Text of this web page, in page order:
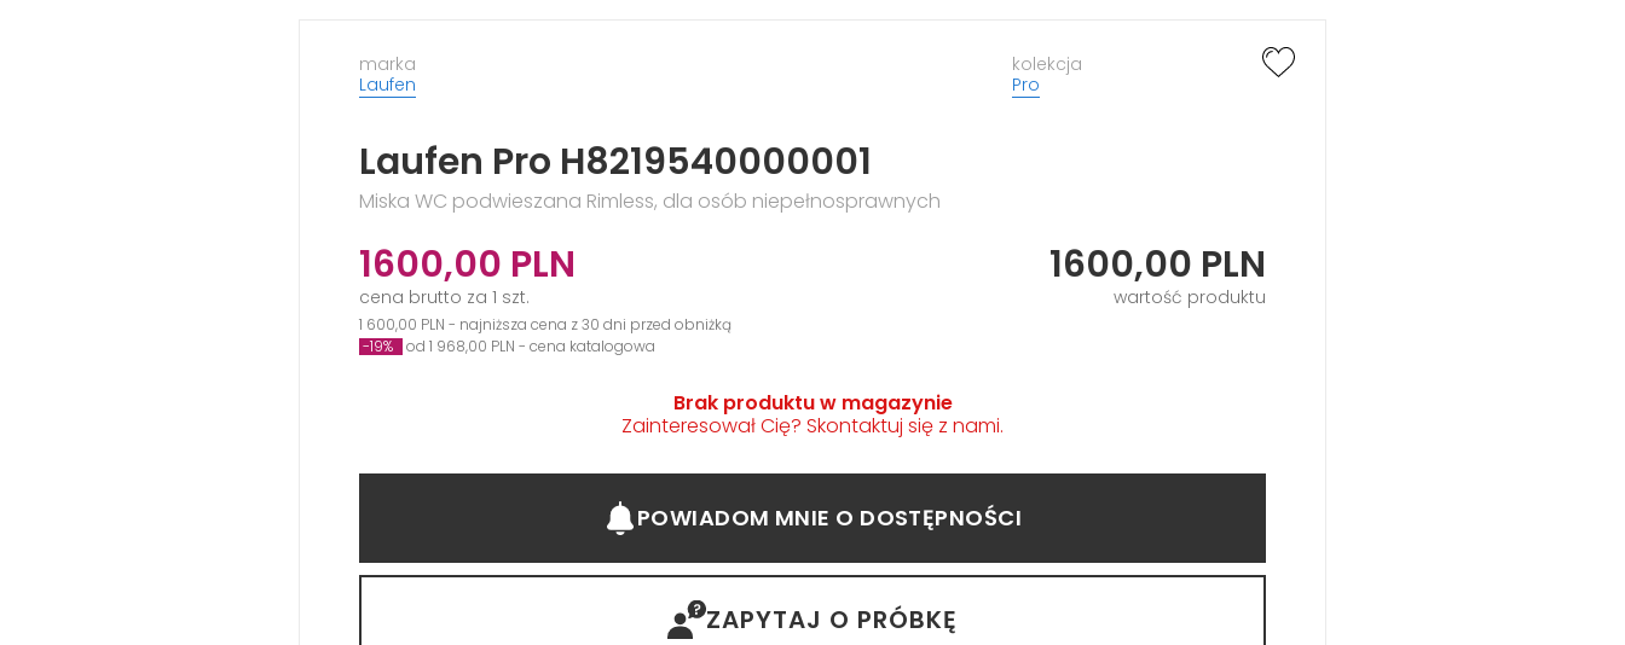
marka
Laufen
kolekcja
Pro
Laufen Pro H8219540000001
Miska WC podwieszana Rimless, dla osób niepełnosprawnych
1600,00 PLN
cena brutto za 1 szt.
1600,00 PLN
wartość produktu
1 600,00 PLN - najniższa cena z 30 dni przed obniżką
-19%
od 1 968,00 PLN - cena katalogowa
Brak produktu w magazynie
Zainteresował Cię? Skontaktuj się z nami.
POWIADOM MNIE O DOSTĘPNOŚCI
ZAPYTAJ O PRÓBKĘ